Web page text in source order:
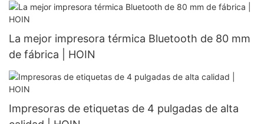
La mejor impresora térmica Bluetooth de 80 mm
de fábrica | HOIN
Impresoras de etiquetas de 4 pulgadas de alta